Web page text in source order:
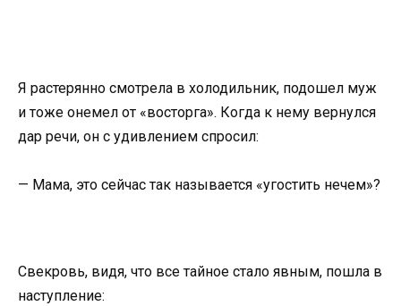
Я растерянно смотрела в холодильник, подошел муж
и тоже онемел от «восторга». Когда к нему вернулся
дар речи, он с удивлением спросил:
— Мама, это сейчас так называется «угостить нечем»?
Свекровь, видя, что все тайное стало явным, пошла в
наступление: